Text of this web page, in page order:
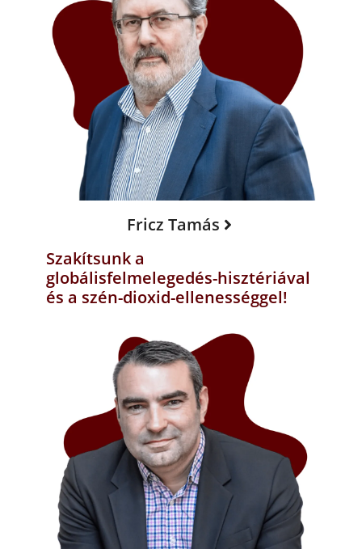
Fricz Tamás
Szakítsunk a
globálisfelmelegedés-hisztériával
és a szén-dioxid-ellenességgel!